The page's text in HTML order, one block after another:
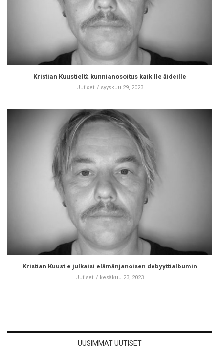
Kristian Kuustieltä kunnianosoitus kaikille äideille
Uutiset syyskuu 29, 2023
Kristian Kuustie julkaisi elämänjanoisen debyyttialbumin
Uutiset kesäkuu 23, 2023
UUSIMMAT UUTISET